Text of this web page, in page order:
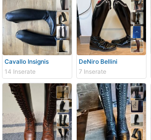
Cavallo Insignis
14 Inserate
DeNiro Bellini
7 Inserate